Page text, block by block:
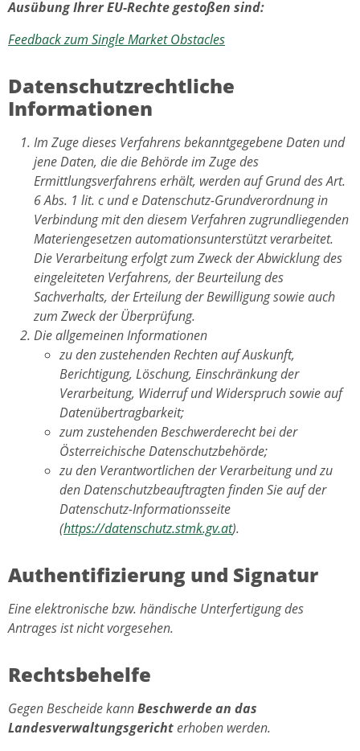
Ausübung Ihrer EU-Rechte gestoßen sind:
Feedback zum Single Market Obstacles
Datenschutzrechtliche
Informationen
Im Zuge dieses Verfahrens bekanntgegebene Daten und
jene Daten, die die Behörde im Zuge des
Ermittlungsverfahrens erhält, werden auf Grund des Art.
6 Abs. 1 lit. c und e Datenschutz-Grundverordnung in
Verbindung mit den diesem Verfahren zugrundliegenden
Materiengesetzen automationsunterstützt verarbeitet.
Die Verarbeitung erfolgt zum Zweck der Abwicklung des
eingeleiteten Verfahrens, der Beurteilung des
Sachverhalts, der Erteilung der Bewilligung sowie auch
zum Zweck der Überprüfung.
Die allgemeinen Informationen
zu den zustehenden Rechten auf Auskunft,
Berichtigung, Löschung, Einschränkung der
Verarbeitung, Widerruf und Widerspruch sowie auf
Datenübertragbarkeit;
zum zustehenden Beschwerderecht bei der
Österreichische Datenschutzbehörde;
zu den Verantwortlichen der Verarbeitung und zu
den Datenschutzbeauftragten finden Sie auf der
Datenschutz-Informationsseite
(https://datenschutz.stmk.gv.at).
Authentifizierung und Signatur
Eine elektronische bzw. händische Unterfertigung des
Antrages ist nicht vorgesehen.
Rechtsbehelfe
Gegen Bescheide kannBeschwerde an das
Landesverwaltungsgerichterhoben werden.